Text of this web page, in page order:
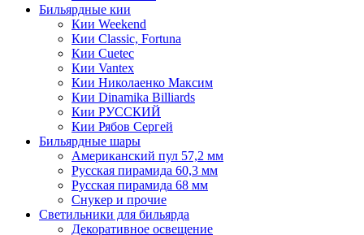
Бильярдные кии
Кии Weekend
Кии Classic, Fortuna
Кии Cuetec
Кии Vantex
Кии Николаенко Максим
Кии Dinamika Billiards
Кии РУССКИЙ
Кии Рябов Сергей
Бильярдные шары
Американский пул 57,2 мм
Русская пирамида 60,3 мм
Русская пирамида 68 мм
Снукер и прочие
Светильники для бильярда
Декоративное освещение